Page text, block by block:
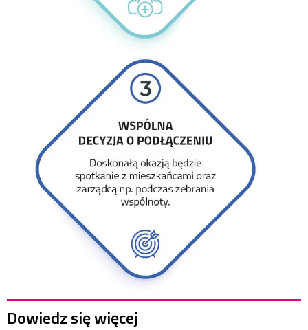
Dowiedz się więcej